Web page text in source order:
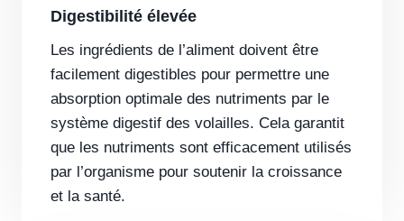
Digestibilité élevée
Les ingrédients de l’aliment doivent être
facilement digestibles pour permettre une
absorption optimale des nutriments par le
système digestif des volailles. Cela garantit
que les nutriments sont efficacement utilisés
par l’organisme pour soutenir la croissance
et la santé.